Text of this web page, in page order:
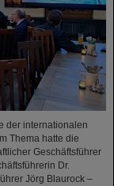
der internationalen
Thema hatte die
Geschäftsführer
Dr.
Jörg Blaurock –